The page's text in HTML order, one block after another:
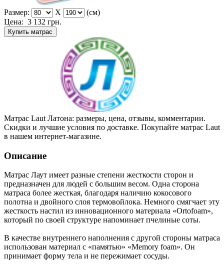
Размер: X
(см)
Цена: 3 132 грн.
Купить матрас
Матрас Laut Латона: размеры, цена, отзывы, комментарии.
Скидки и лучшие условия по доставке. Покупайте матрас Laut
в нашем интернет-магазине.
Описание
Матрас Лаут имеет разные степени жесткости сторон и
предназначен для людей с большим весом. Одна сторона
матраса более жесткая, благодаря наличию кокосового
полотна и двойного слоя термовойлока. Немного смягчает эту
жесткость настил из инновационного материала «Ortofoam»,
который по своей структуре напоминает пчелиные соты.
В качестве внутреннего наполнения с другой стороны матраса
использован материал с «памятью» «Memory foam». Он
принимает форму тела и не пережимает сосуды.